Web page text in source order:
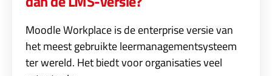
Moodle Workplace is de enterprise versie van
het meest gebruikte leermanagementsysteem
ter wereld. Het biedt voor organisaties veel